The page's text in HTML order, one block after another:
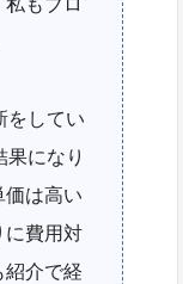
もブロ
をしてい
果になり
価は高い
に費用対
紹介で経